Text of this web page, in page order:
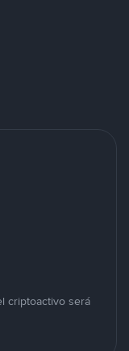
criptoactivo será